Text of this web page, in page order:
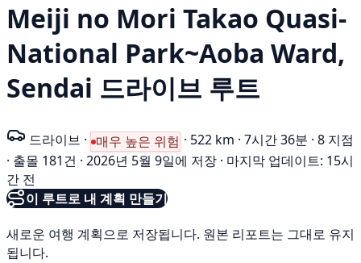
Meiji no Mori Takao Quasi-
National Park~Aoba Ward,
Sendai 드라이브 루트
드라이브 · 매우 높은 위험 · 522 km · 7시간 36분 · 8 지점
· 출몰 181건 · 2026년 5월 9일에 저장 · 마지막 업데이트: 15시
간 전
이 루트로 내 계획 만들기
새로운 여행 계획으로 저장됩니다. 원본 리포트는 그대로 유지
됩니다.